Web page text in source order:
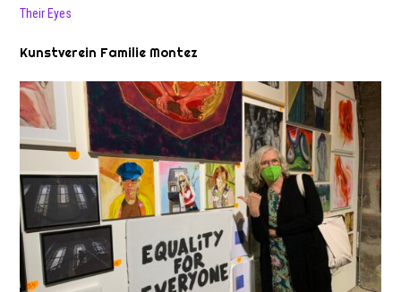
Their Eyes
Kunstverein Familie Montez